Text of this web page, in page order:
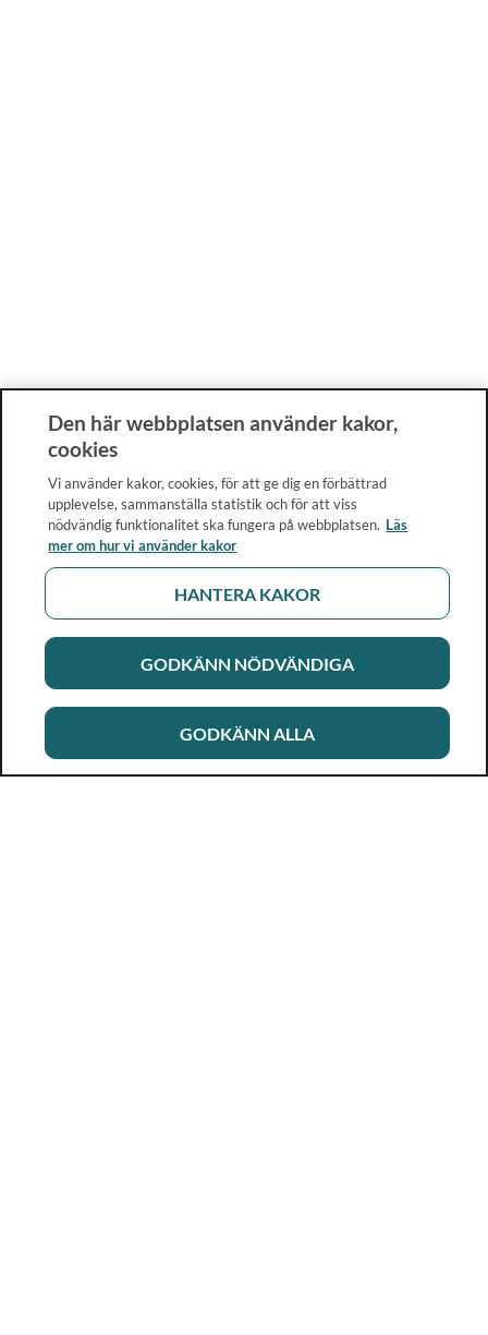
Den här webbplatsen använder kakor,
cookies
Vi använder kakor, cookies, för att ge dig en förbättrad
upplevelse, sammanställa statistik och för att viss
nödvändig funktionalitet ska fungera på webbplatsen. Läs
mer om hur vi använder kakor
HANTERA KAKOR
GODKÄNN NÖDVÄNDIGA
GODKÄNN ALLA